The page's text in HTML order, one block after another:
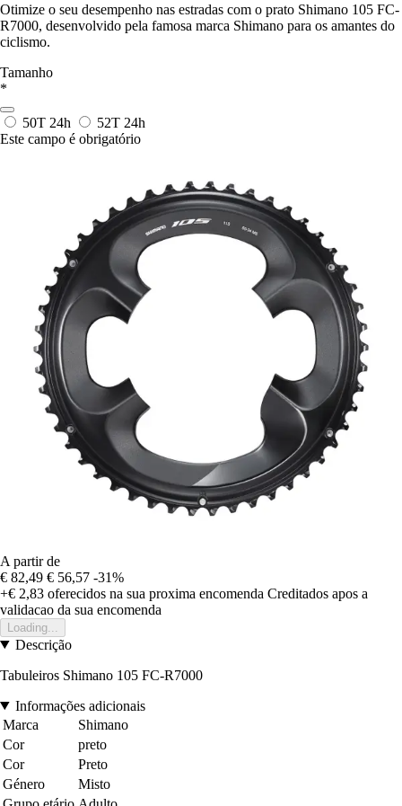
Otimize o seu desempenho nas estradas com o prato Shimano 105 FC-
R7000, desenvolvido pela famosa marca Shimano para os amantes do
ciclismo.
Tamanho
*
50T 24h 52T 24h
Este campo é obrigatório
A partir de
€ 82,49 € 56,57 -31%
+€ 2,83 oferecidos na sua proxima encomenda Creditados apos a
validacao da sua encomenda
Loading...
Descrição
Tabuleiros Shimano 105 FC-R7000
Informações adicionais
Marca
Shimano
Cor
preto
Cor
Preto
Género
Misto